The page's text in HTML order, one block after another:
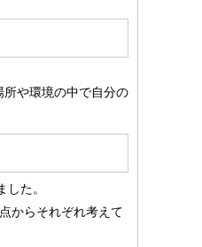
や環境の中で自分の
た。
からそれぞれ考えて